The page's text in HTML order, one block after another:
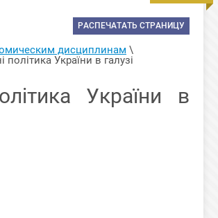
РАСПЕЧАТАТЬ СТРАНИЦУ
дисциплинам
України в галузі
України в